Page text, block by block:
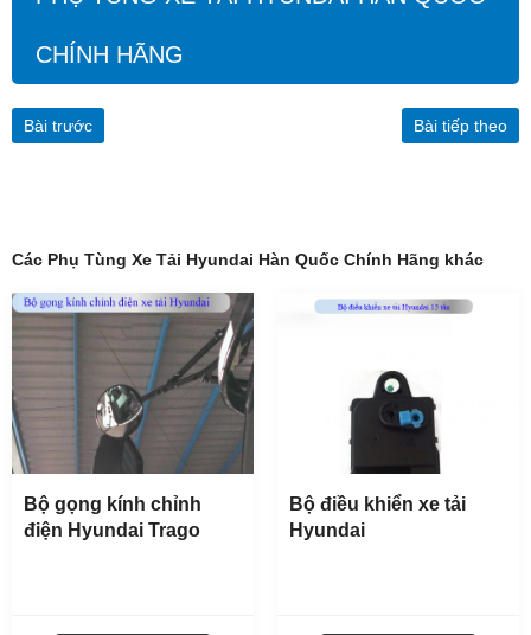
Bốt tay lái xe tải Hyundai HD270, HD320, HD700,
Yêu Cầu Báo Giá
Bản lề ca bô xe tải Hyundai HD320, HD270, HD1000
Yêu Cầu Báo Giá
CHÍNH HÃNG
Bài trước Bài tiếp theo
Các Phụ Tùng Xe Tải Hyundai Hàn Quốc Chính Hãng khác
Bộ gọng kính chỉnh
điện Hyundai Trago
Bộ điều khiển xe tải
Hyundai